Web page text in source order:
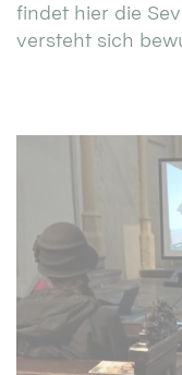
findet hier die
versteht sich